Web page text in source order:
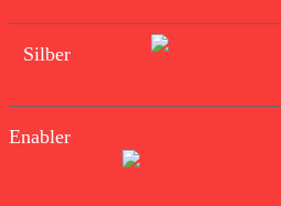
Silber
Enabler